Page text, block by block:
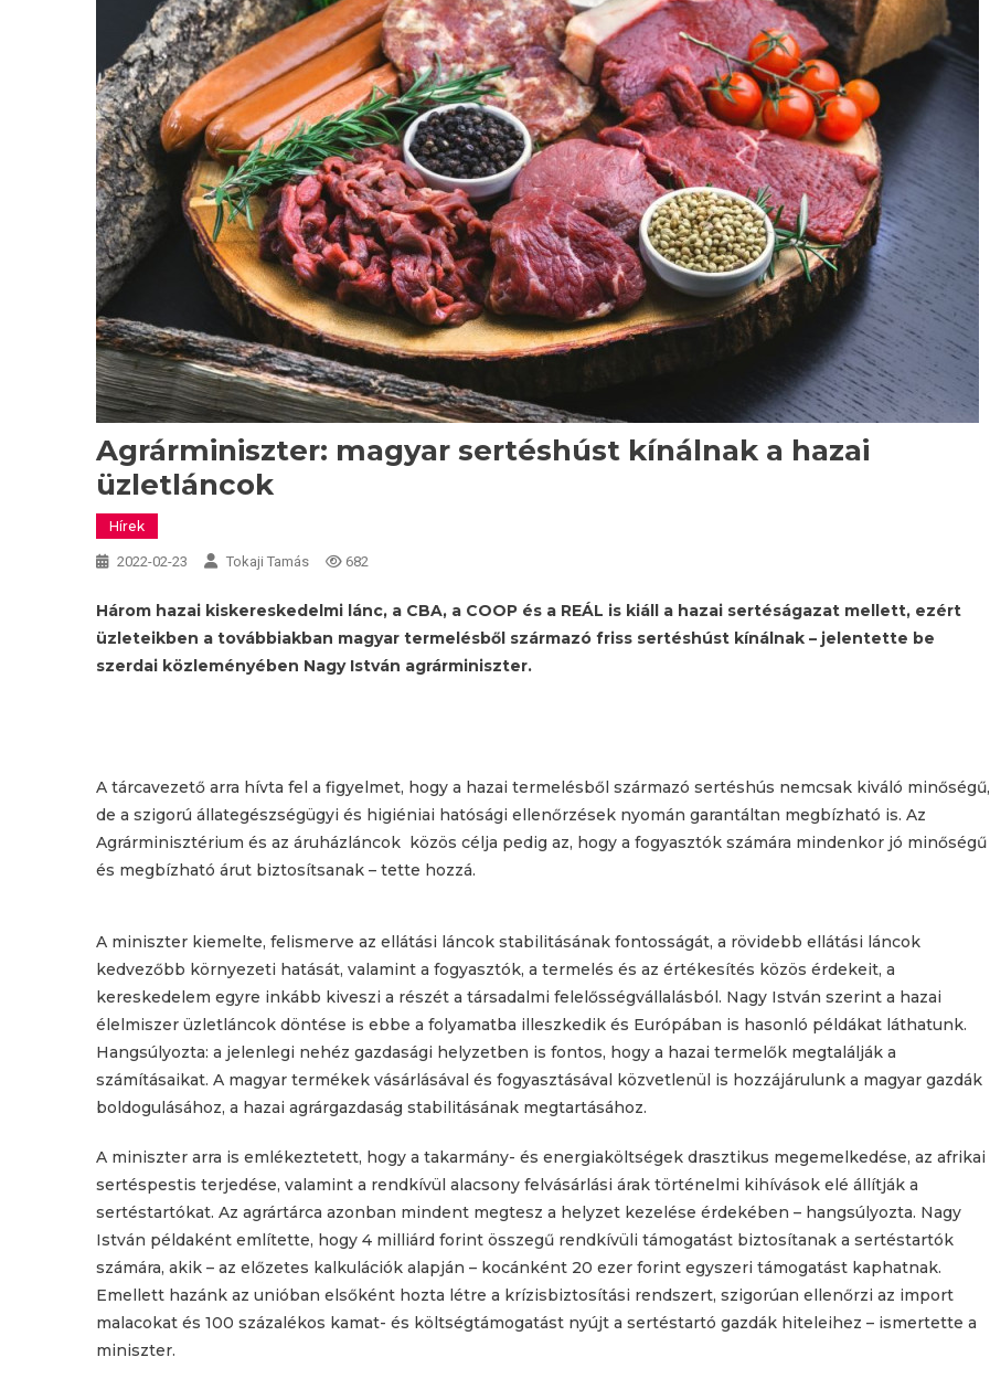
Agrárminiszter: magyar sertéshúst kínálnak a hazai
üzletláncok
Hírek
2022-02-23 Tokaji Tamás 682
Három hazai kiskereskedelmi lánc, a CBA, a COOP és a REÁL is kiáll a hazai sertéságazat mellett, ezért
üzleteikben a továbbiakban magyar termelésből származó friss sertéshúst kínálnak – jelentette be
szerdai közleményében Nagy István agrárminiszter.
A tárcavezető arra hívta fel a figyelmet, hogy a hazai termelésből származó sertéshús nemcsak kiváló minőségű,
de a szigorú állategészségügyi és higiéniai hatósági ellenőrzések nyomán garantáltan megbízható is. Az
Agrárminisztérium és az áruházláncok közös célja pedig az, hogy a fogyasztók számára mindenkor jó minőségű
és megbízható árut biztosítsanak – tette hozzá.
A miniszter kiemelte, felismerve az ellátási láncok stabilitásának fontosságát, a rövidebb ellátási láncok
kedvezőbb környezeti hatását, valamint a fogyasztók, a termelés és az értékesítés közös érdekeit, a
kereskedelem egyre inkább kiveszi a részét a társadalmi felelősségvállalásból. Nagy István szerint a hazai
élelmiszer üzletláncok döntése is ebbe a folyamatba illeszkedik és Európában is hasonló példákat láthatunk.
Hangsúlyozta: a jelenlegi nehéz gazdasági helyzetben is fontos, hogy a hazai termelők megtalálják a
számításaikat. A magyar termékek vásárlásával és fogyasztásával közvetlenül is hozzájárulunk a magyar gazdák
boldogulásához, a hazai agrárgazdaság stabilitásának megtartásához.
A miniszter arra is emlékeztetett, hogy a takarmány- és energiaköltségek drasztikus megemelkedése, az afrikai
sertéspestis terjedése, valamint a rendkívül alacsony felvásárlási árak történelmi kihívások elé állítják a
sertéstartókat. Az agrártárca azonban mindent megtesz a helyzet kezelése érdekében – hangsúlyozta. Nagy
István példaként említette, hogy 4 milliárd forint összegű rendkívüli támogatást biztosítanak a sertéstartók
számára, akik – az előzetes kalkulációk alapján – kocánként 20 ezer forint egyszeri támogatást kaphatnak.
Emellett hazánk az unióban elsőként hozta létre a krízisbiztosítási rendszert, szigorúan ellenőrzi az import
malacokat és 100 százalékos kamat- és költségtámogatást nyújt a sertéstartó gazdák hiteleihez – ismertette a
miniszter.